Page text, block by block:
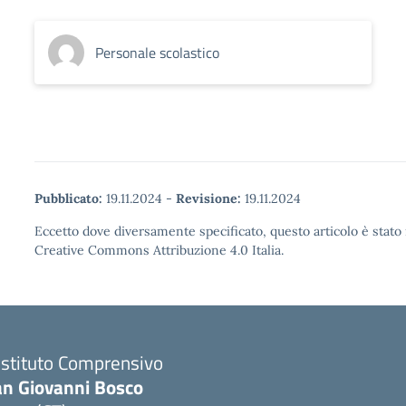
Personale scolastico
Pubblicato: 19.11.2024 - Revisione: 19.11.2024
Eccetto dove diversamente specificato, questo articolo è
Creative Commons Attribuzione 4.0 Italia.
Comprensivo
Giovanni Bosco